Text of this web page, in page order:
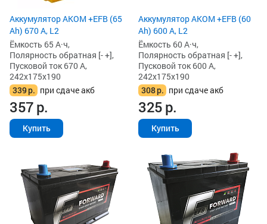
Аккумулятор AKOM +EFB (65
Ah) 670 А, L2
Ёмкость 65 А·ч,
Полярность обратная [- +],
Пусковой ток 670 А,
242x175x190
339р. при сдаче акб
357р.
Купить
Аккумулятор AKOM +EFB (60
Ah) 600 А, L2
Ёмкость 60 А·ч,
Полярность обратная [- +],
Пусковой ток 600 А,
242x175x190
308р. при сдаче акб
325р.
Купить